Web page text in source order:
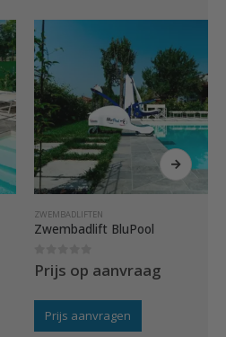
ZWEMBADLIFTEN
Zwembadlift BluPool
0out of 5
Prijs op aanvraag
Prijs aanvragen